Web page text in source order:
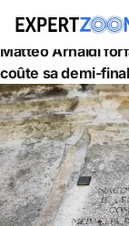
Actualités
Matteo Arnaldi
coûte sa demi-